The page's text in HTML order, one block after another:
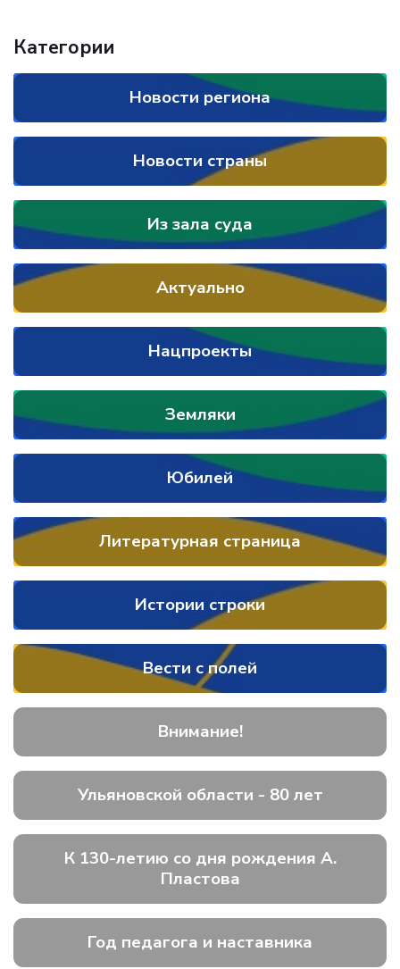
Категории
Новости региона
Новости страны
Из зала суда
Актуально
Нацпроекты
Земляки
Юбилей
Литературная страница
Истории строки
Вести с полей
Внимание!
Ульяновской области - 80 лет
К 130-летию со дня рождения А.
Пластова
Год педагога и наставника